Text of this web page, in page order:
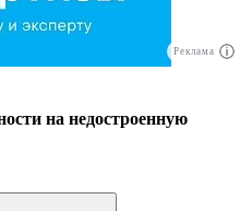
Реклама
на недостроенную